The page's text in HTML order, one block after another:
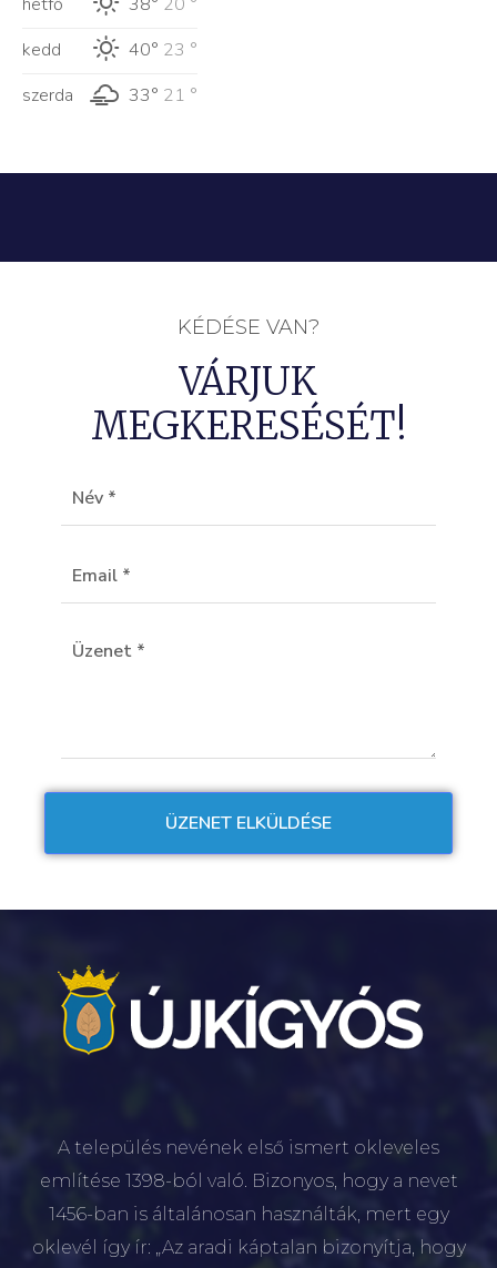
kedd
40° 23 °
szerda
33° 21 °
KÉDÉSE VAN?
VÁRJUK
MEGKERESÉSÉT!
A település nevének első ismert okleveles
említése 1398-ból való. Bizonyos, hogy a nevet
1456-ban is általánosan használták, mert egy
oklevél így ír: „Az aradi káptalan bizonyítja, hogy